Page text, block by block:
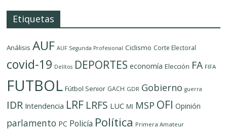
Etiquetas
Análisis AUF AUF Segunda Profesional Ciclismo Corte Electoral
covid-19 Delítos DEPORTES economía Elección FA FIFA
FUTBOL Fútbol Senior GACH GDR Gobierno guerra
IDR Intendencia LRF LRFS LUC MI MSP OFI Opinión
parlamento PC Policía Política Primera Amateur